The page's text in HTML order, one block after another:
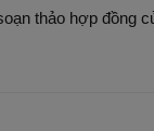
thảo hợp đồng